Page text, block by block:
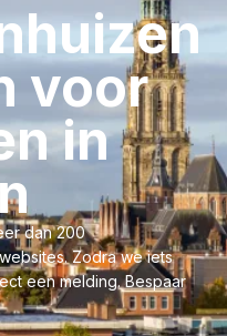
voor
in
dan 200
Zodra we iets
een melding. Bespaar